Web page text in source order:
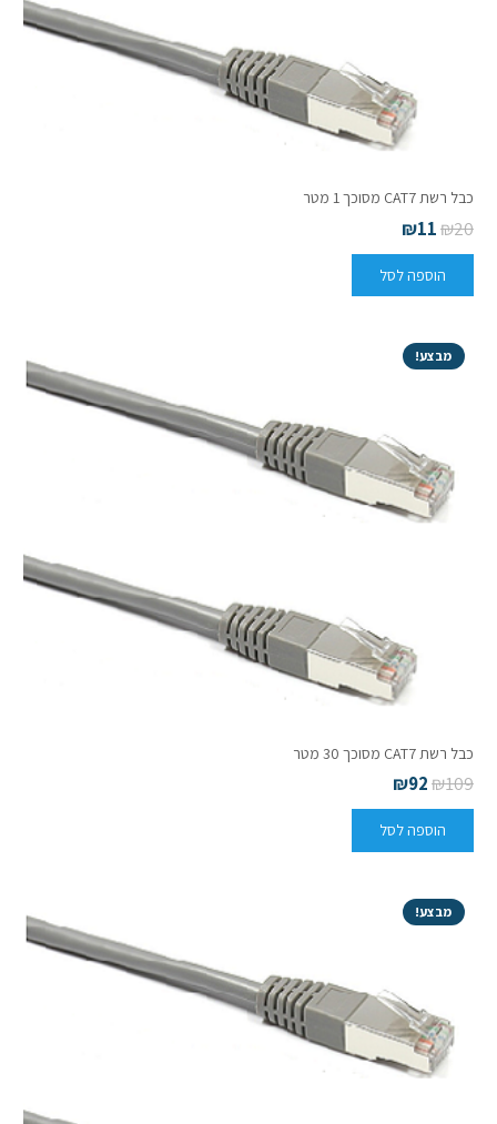
כבל רשת CAT7 מסוכך 1 מטר
₪20
₪11
הוספה לסל
מבצע!
כבל רשת CAT7 מסוכך 30 מטר
₪109
₪92
הוספה לסל
מבצע!